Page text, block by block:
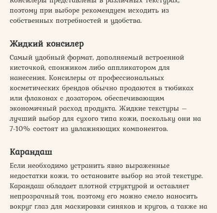
поэтому при выборе рекомендуем исходить из
собственных потребностей и удобства.
Жидкий консилер
Самый удобный формат, дополняемый встроенной
кисточкой, спонжиком либо аппликатором для
нанесения. Консилеры от профессиональных
косметических брендов обычно продаются в тюбиках
или флаконах с дозатором, обеспечивающим
экономичный расход продукта. Жидкие текстуры –
лучший выбор для сухого типа кожи, поскольку они на
7-10% состоят из увлажняющих компонентов.
Карандаш
Если необходимо устранить явно выраженные
недостатки кожи, то остановите выбор на этой текстуре.
Карандаш обладает плотной структурой и оставляет
непрозрачный тон, поэтому его можно смело наносить
вокруг глаз для маскировки синяков и кругов, а также на